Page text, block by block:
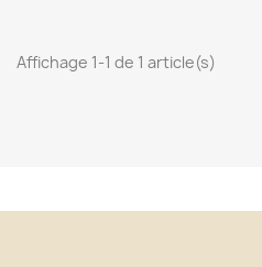
Affichage 1-1 de 1 article(s)